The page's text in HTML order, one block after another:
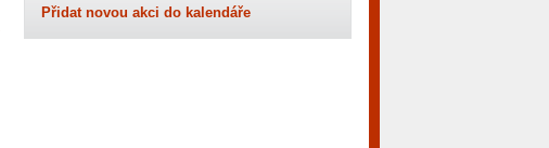
Přidat novou akci do kalendáře